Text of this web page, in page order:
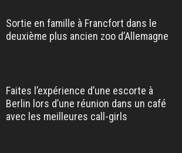
Sortie en famille à Francfort dans le
deuxième plus ancien zoo d’Allemagne
Faites l’expérience d’une escorte à
Berlin lors d’une réunion dans un café
avec les meilleures call-girls